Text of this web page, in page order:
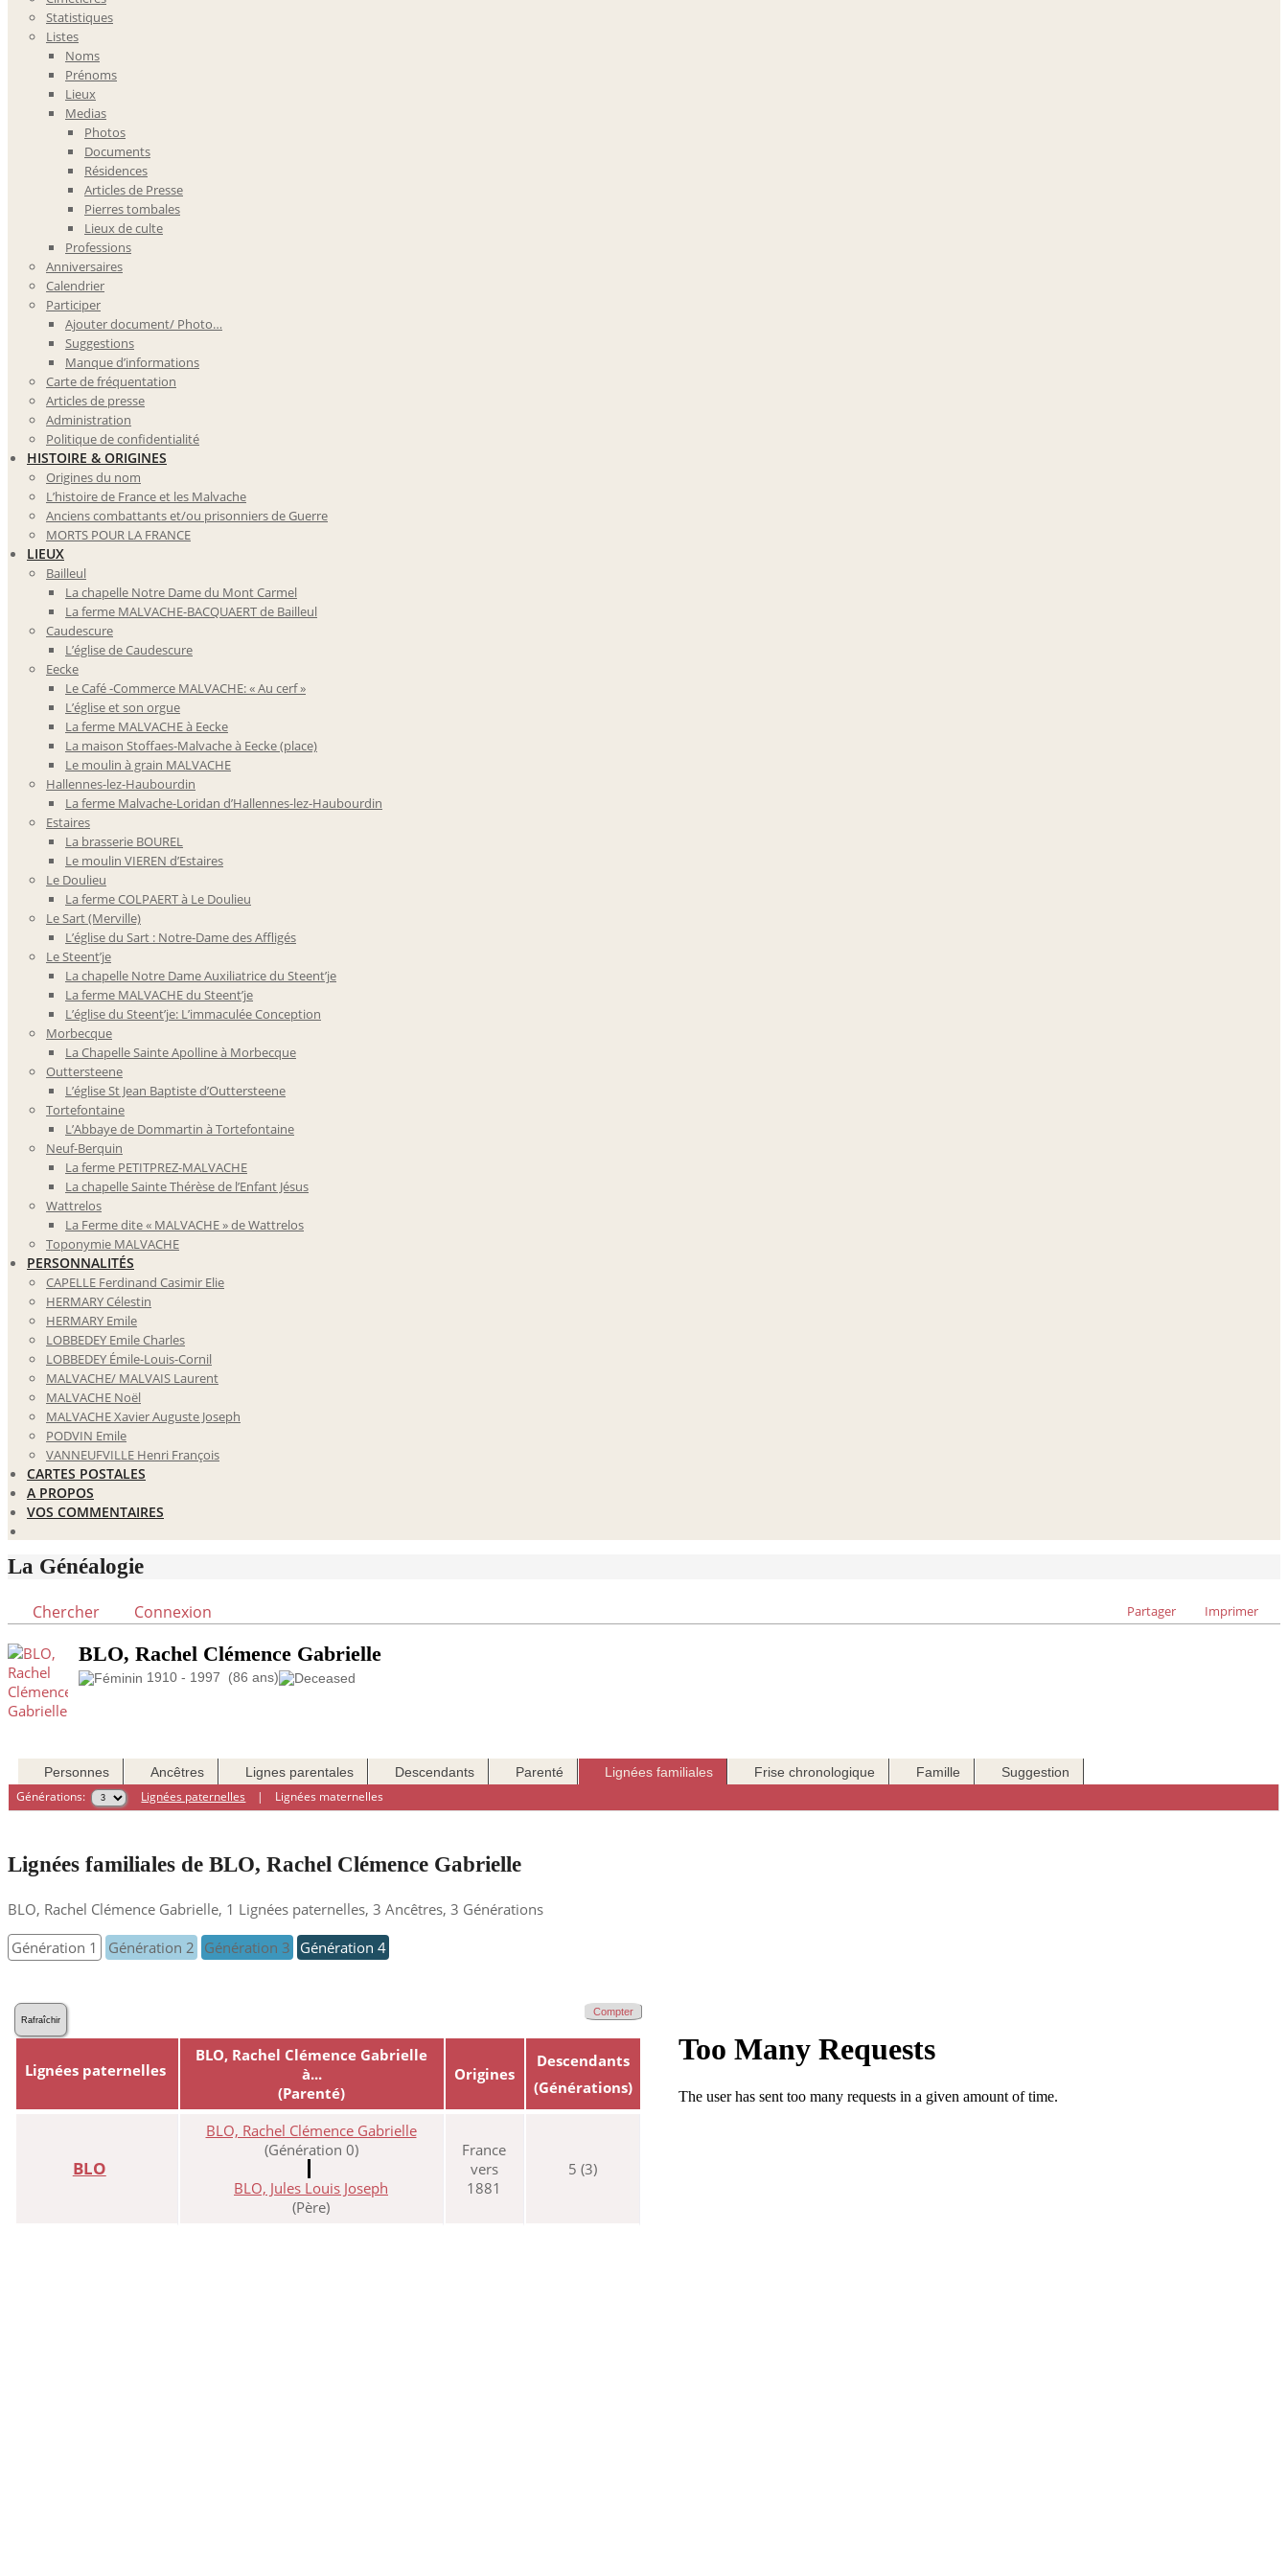
Statistiques
Listes
Noms
Prénoms
Lieux
Medias
Photos
Documents
Résidences
Articles de Presse
Pierres tombales
Lieux de culte
Professions
Anniversaires
Calendrier
Participer
Ajouter document/ Photo…
Suggestions
Manque d’informations
Carte de fréquentation
Articles de presse
Administration
Politique de confidentialité
HISTOIRE & ORIGINES
Origines du nom
L’histoire de France et les Malvache
Anciens combattants et/ou prisonniers de Guerre
MORTS POUR LA FRANCE
LIEUX
Bailleul
La chapelle Notre Dame du Mont Carmel
La ferme MALVACHE-BACQUAERT de Bailleul
Caudescure
L’église de Caudescure
Eecke
Le Café -Commerce MALVACHE: « Au cerf »
L’église et son orgue
La ferme MALVACHE à Eecke
La maison Stoffaes-Malvache à Eecke (place)
Le moulin à grain MALVACHE
Hallennes-lez-Haubourdin
La ferme Malvache-Loridan d’Hallennes-lez-Haubourdin
Estaires
La brasserie BOUREL
Le moulin VIEREN d’Estaires
Le Doulieu
La ferme COLPAERT à Le Doulieu
Le Sart (Merville)
L’église du Sart : Notre-Dame des Affligés
Le Steent’je
La chapelle Notre Dame Auxiliatrice du Steent’je
La ferme MALVACHE du Steent’je
L’église du Steent’je: L’immaculée Conception
Morbecque
La Chapelle Sainte Apolline à Morbecque
Outtersteene
L’église St Jean Baptiste d’Outtersteene
Tortefontaine
L’Abbaye de Dommartin à Tortefontaine
Neuf-Berquin
La ferme PETITPREZ-MALVACHE
La chapelle Sainte Thérèse de l’Enfant Jésus
Wattrelos
La Ferme dite « MALVACHE » de Wattrelos
Toponymie MALVACHE
PERSONNALITÉS
CAPELLE Ferdinand Casimir Elie
HERMARY Célestin
HERMARY Emile
LOBBEDEY Emile Charles
LOBBEDEY Émile-Louis-Cornil
MALVACHE/ MALVAIS Laurent
MALVACHE Noël
MALVACHE Xavier Auguste Joseph
PODVIN Emile
VANNEUFVILLE Henri François
CARTES POSTALES
A PROPOS
VOS COMMENTAIRES
La Généalogie
Chercher Connexion Partager Imprimer
BLO, Rachel Clémence Gabrielle
1910 - 1997 (86 ans)
Personnes Ancêtres Lignes parentales Descendants Parenté Lignées familiales Frise chronologique Famille Suggestion
Générations: Lignées paternelles | Lignées maternelles
Lignées familiales de BLO, Rachel Clémence Gabrielle
BLO, Rachel Clémence Gabrielle, 1 Lignées paternelles, 3 Ancêtres, 3 Générations
Génération 1
Génération 2 Génération 3 Génération 4
Rafraîchir
Compter
Lignées paternelles
BLO, Rachel Clémence Gabrielle
à...
(Parenté)
Origines
Descendants
(Générations)
BLO
BLO, Rachel Clémence Gabrielle
(Génération 0)
BLO, Jules Louis Joseph
(Père)
France
vers
1881
5 (3)